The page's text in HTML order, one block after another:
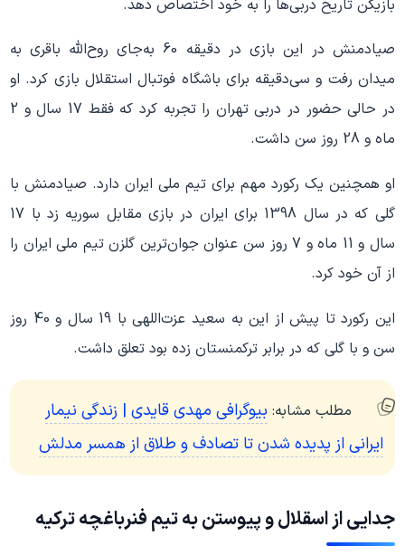
بازیکن تاریخ دربی‌ها را به خود اختصاص دهد.
صیادمنش در این بازی در دقیقه 60 به‌جای روح‌الله باقری به
میدان رفت و سی‌دقیقه برای باشگاه فوتبال استقلال بازی کرد. او
در حالی حضور در دربی تهران را تجربه کرد که فقط 17 سال و 2
ماه و 28 روز سن داشت.
او همچنین یک رکورد مهم برای تیم ملی ایران دارد. صیادمنش با
گلی که در سال 1398 برای ایران در بازی مقابل سوریه زد با 17
سال و 11 ماه و 7 روز سن عنوان جوان‌ترین گلزن تیم ملی ایران را
از آن خود کرد.
این رکورد تا پیش از این به سعید عزت‌اللهی با 19 سال و 40 روز
سن و با گلی که در برابر ترکمنستان زده بود تعلق داشت.
مطلب مشابه: بیوگرافی مهدی قایدی | زندگی نیمار
ایرانی از پدیده شدن تا تصادف و طلاق از همسر مدلش
جدایی از اسقلال و پیوستن به تیم فنرباغچه ترکیه